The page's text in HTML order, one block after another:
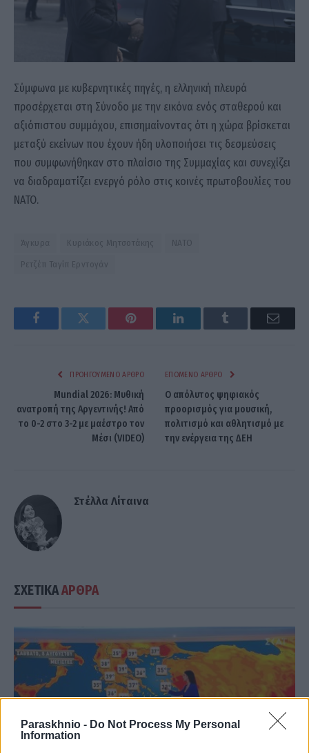
Paraskhnio - Do Not Process My Personal
Information
Σύμφωνα με κυβερνητικές πηγές, η ελληνική πλευρά
προσέρχεται στη Σύνοδο με την εικόνα ενός σταθερού και
αξιόπιστου συμμάχου, επισημαίνοντας ότι η χώρα βρίσκεται
μεταξύ εκείνων που έχουν ήδη υλοποιήσει τις δεσμεύσεις
που συμφωνήθηκαν στο πλαίσιο της Συμμαχίας και συνεχίζει
να διαδραματίζει ενεργό ρόλο στις κοινές πρωτοβουλίες του
ΝΑΤΟ.
Άγκυρα Κυριάκος Μητσοτάκης ΝΑΤΟ
Ρετζέπ Ταγίπ Ερντογάν
FacebookTwitter Pinterest LinkedInTumblr Email
ΠΡΟΗΓΟΎΜΕΝΟ ΆΡΘΡΟ
Mundial 2026: Μυθική
ανατροπή της Αργεντινής! Από
το 0-2 στο 3-2 με μαέστρο τον
Μέσι (VIDEO)
ΕΠΌΜΕΝΟ ΆΡΘΡΟ
Ο απόλυτος ψηφιακός
προορισμός για μουσική,
πολιτισμό και αθλητισμό με
την ενέργεια της ΔΕΗ
Στέλλα Λίταινα
ΣΧΕΤΙΚΑΑΡΘΡΑ